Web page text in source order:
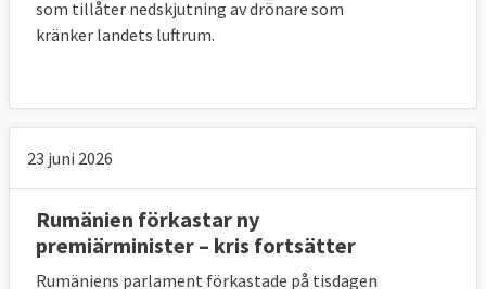
som tillåter nedskjutning av drönare som
kränker landets luftrum.
23 juni 2026
Rumänien förkastar ny
premiärminister – kris fortsätter
Rumäniens parlament förkastade på tisdagen